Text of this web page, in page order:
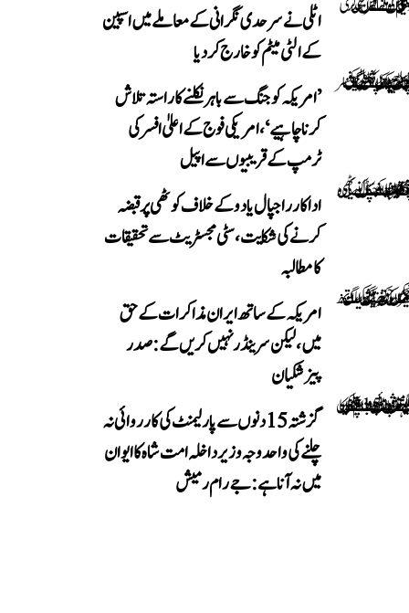
اٹلی نے سرحدی نگرانی کے معاملے میں اسپین
کے الٹی میٹم کو خارج کر دیا
’امریکہ کو جنگ سے باہر نکلنے کا راستہ تلاش
کرنا چاہیے‘، امریکی فوج کے اعلیٰ افسر کی
ٹرمپ کے قریبیوں سے اپیل
اداکار راجپال یادو کے خلاف کوٹھی پر قبضہ
کرنے کی شکایت، سٹی مجسٹریٹ سے تحقیقات
کا مطالبہ
امریکہ کے ساتھ ایران مذاکرات کے حق
میں، لیکن سرینڈر نہیں کریں گے: صدر
پیزشکیان
گزشتہ 15 دنوں سے پارلیمنٹ کی کارروائی نہ
چلنے کی واحد وجہ وزیر داخلہ امت شاہ کا ایوان
میں نہ آنا ہے: جے رام رمیش